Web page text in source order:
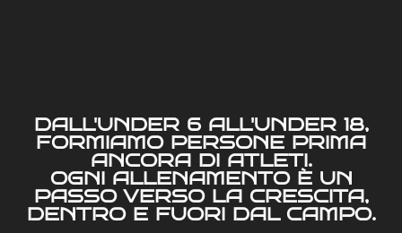
DALL'UNDER 6 ALL'UNDER 18,
FORMIAMO PERSONE PRIMA
ANCORA DI ATLETI.
OGNI ALLENAMENTO È UN
PASSO VERSO LA CRESCITA,
DENTRO E FUORI DAL CAMPO.